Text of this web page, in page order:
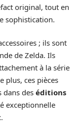
original, tout en
sophistication.
; ils sont
de Zelda. Ils
à la série
plus, ces pièces
dans des éditions
exceptionnelle